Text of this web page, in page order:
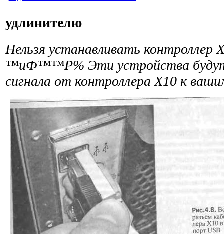
удлинителю
Нельзя устанавливать контроллер
™иФ™™Р% Эти устройства
сигнала от контроллера Х10 к